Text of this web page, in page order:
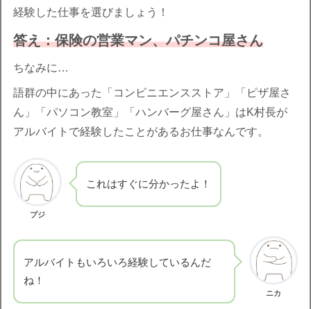
経験した仕事を選びましょう！
答え：保険の営業マン、パチンコ屋さん
ちなみに…
語群の中にあった「コンビニエンスストア」「ピザ屋さ
ん」「パソコン教室」「ハンバーグ屋さん」はK村長が
アルバイトで経験したことがあるお仕事なんです。
プジ
これはすぐに分かったよ！
ニカ
アルバイトもいろいろ経験しているんだ
ね！